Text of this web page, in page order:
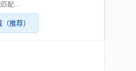
配...
推荐）